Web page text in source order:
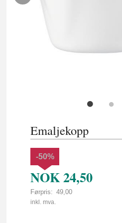
Emaljekopp
NOK24,50
Førpris: 49,00
Rabatt
-50%
inkl. mva.